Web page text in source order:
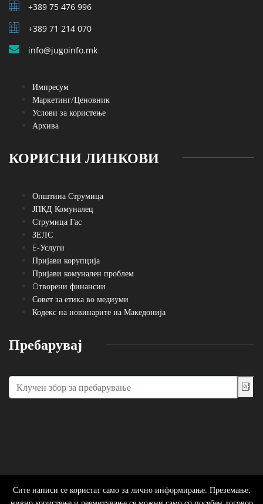
+389 75 476 996
+389 71 214 070
info@jugoinfo.mk
Импресум
Маркетинг/Ценовник
Услови за користење
Архива
КОРИСНИ ЛИНКОВИ
Општина Струмица
ЈПКД Комуналец
Струмица Гас
ЗЕЛС
E-Услуги
Пријави корупција
Пријави комунален проблем
Oтворени финансии
Совет за етика во медиуми
Кодекс на новинарите на Македонија
Пребарувај
Сите написи се користат само за лично информирање. Преземање,